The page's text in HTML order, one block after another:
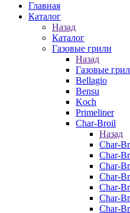
Главная
Каталог
Назад
Каталог
Газовые грили
Назад
Газовые
Bellagio
Bensu
Koch
Primeliner
Char-Broil
Назад
Char-
Char-
Char-
Char-
Char-
Char-
Char-